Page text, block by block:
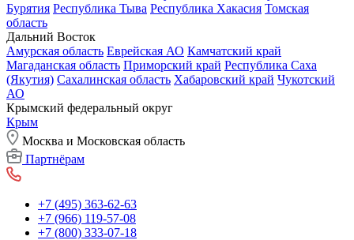
Бурятия Республика Тыва Республика Хакасия Томская
область
Дальний Восток
Амурская область Еврейская АО Камчатский край
Магаданская область Приморский край Республика Саха
(Якутия) Сахалинская область Хабаровский край Чукотский
АО
Крымский федеральный округ
Крым
Москва и Московская область
Партнёрам
+7 (495) 363-62-63
+7 (966) 119-57-08
+7 (800) 333-07-18